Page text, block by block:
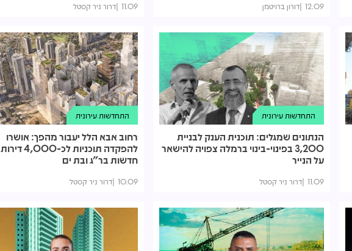
12.09 דורון ברויטמן 11.09 דרור ניר קסטל
התחדשות עירונית
הנתונים שמגלים: תוכנית הענק לבניית
3,200 בפינוי-בינוי ברמלה צפויה להישאר
על הנייר
11.09 דרור ניר קסטל
התחדשות עירונית
רחוב אבא הלל יעבור מהפך: אושרו
להפקדה תוכניות לכ-4,000 דירות
חדשות בר"ג ובת ים
10.09 דרור ניר קסטל